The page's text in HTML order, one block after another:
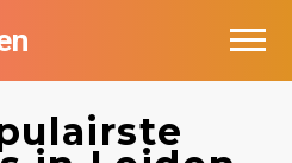
in Leiden